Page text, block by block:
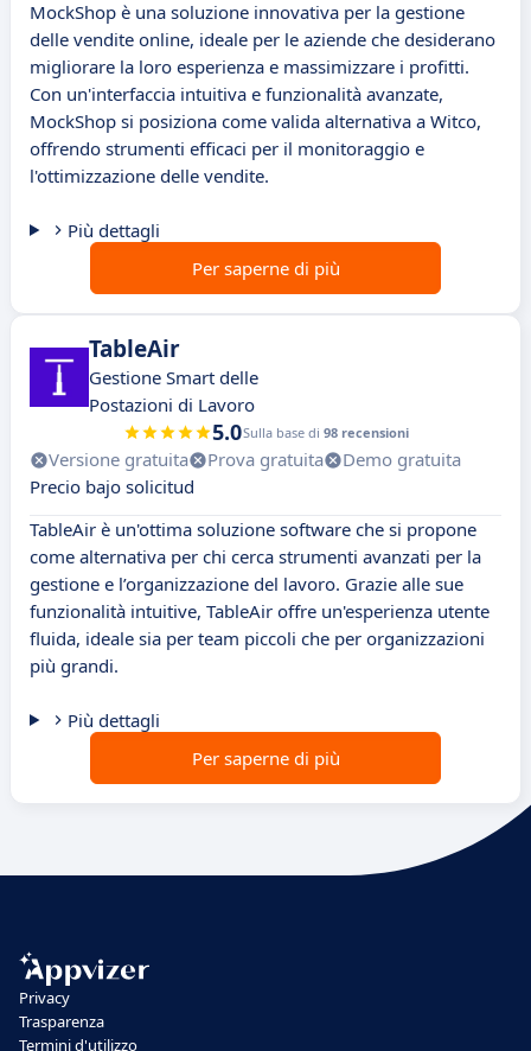
MockShop è una soluzione innovativa per la gestione
delle vendite online, ideale per le aziende che desiderano
migliorare la loro esperienza e massimizzare i profitti.
Con un'interfaccia intuitiva e funzionalità avanzate,
MockShop si posiziona come valida alternativa a Witco,
offrendo strumenti efficaci per il monitoraggio e
l'ottimizzazione delle vendite.
Più dettagli
Per saperne di più
TableAir
Gestione Smart delle
Postazioni di Lavoro
5.0Sulla base di 98 recensioni
Versione gratuita Prova gratuita
Demo gratuita
Precio bajo solicitud
TableAir è un'ottima soluzione software che si propone
come alternativa per chi cerca strumenti avanzati per la
gestione e l’organizzazione del lavoro. Grazie alle sue
funzionalità intuitive, TableAir offre un'esperienza utente
fluida, ideale sia per team piccoli che per organizzazioni
più grandi.
Più dettagli
Per saperne di più
Privacy
Trasparenza
Termini d'utilizzo